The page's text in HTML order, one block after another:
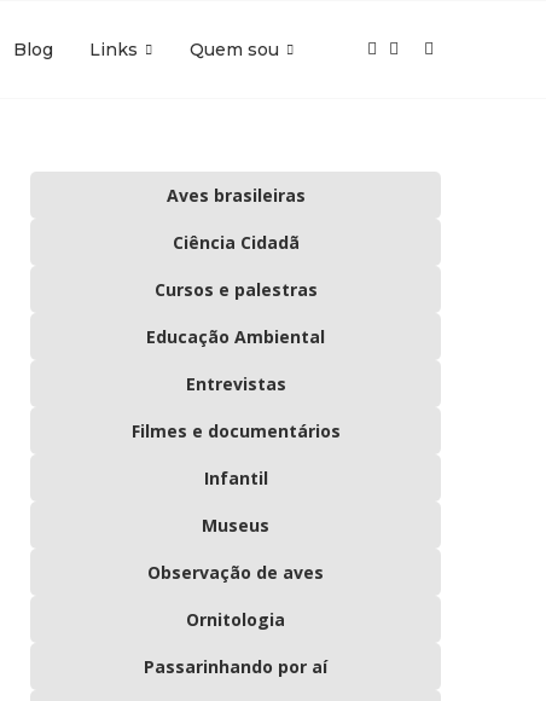
Blog Links Quem sou
Aves brasileiras
Ciência Cidadã
Cursos e palestras
Educação Ambiental
Entrevistas
Filmes e documentários
Infantil
Museus
Observação de aves
Ornitologia
Passarinhando por aí